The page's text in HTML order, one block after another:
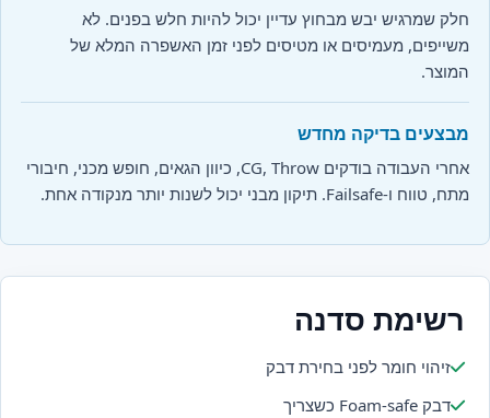
חלק שמרגיש יבש מבחוץ עדיין יכול להיות חלש בפנים. לא
משייפים, מעמיסים או מטיסים לפני זמן האשפרה המלא של
המוצר.
מבצעים בדיקה מחדש
אחרי העבודה בודקים CG, Throw, כיוון הגאים, חופש מכני, חיבורי
מתח, טווח ו-Failsafe. תיקון מבני יכול לשנות יותר מנקודה אחת.
רשימת סדנה
זיהוי חומר לפני בחירת דבק
דבק Foam-safe כשצריך